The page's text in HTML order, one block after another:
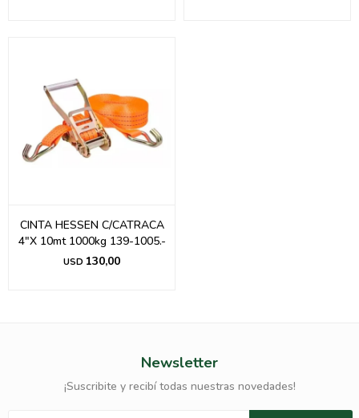
CINTA HESSEN C/CATRACA
4"X 10mt 1000kg 139-1005.-
USD 130,00
Newsletter
¡Suscribite y recibí todas nuestras novedades!